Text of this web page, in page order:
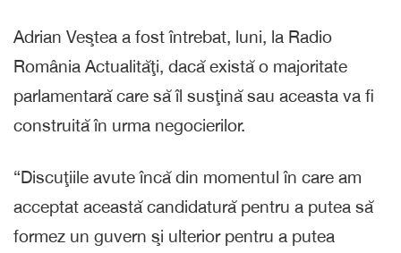
Adrian Veştea a fost întrebat, luni, la Radio
România Actualităţi, dacă există o majoritate
parlamentară care să îl susţină sau aceasta va fi
construită în urma negocierilor.
“Discuţiile avute încă din momentul în care am
acceptat această candidatură pentru a putea să
formez un guvern şi ulterior pentru a putea